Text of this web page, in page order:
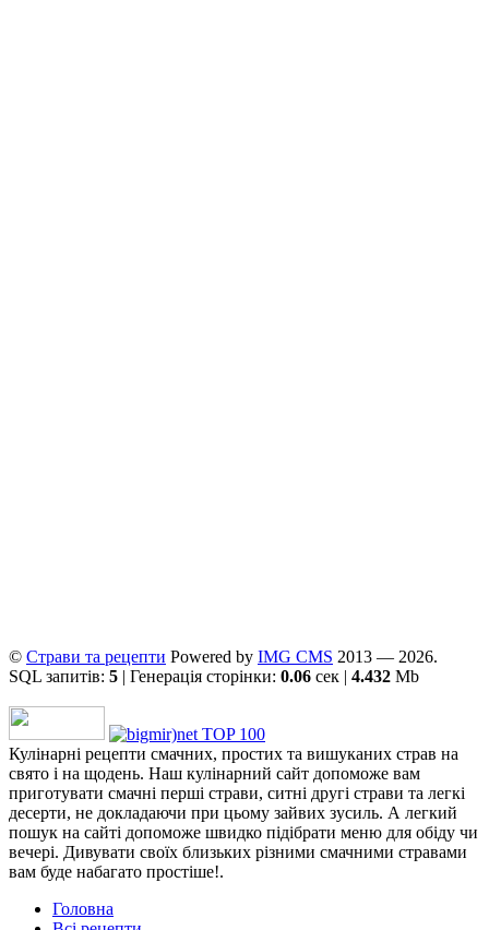
© Страви та рецепти Powered by ІMG CMS 2013 — 2026.
SQL запитів: 5 | Генерація сторінки: 0.06 сек | 4.432 Mb
Кулінарні рецепти смачних, простих та вишуканих страв на
свято і на щодень. Наш кулінарний сайт допоможе вам
приготувати смачні перші страви, ситні другі страви та легкі
десерти, не докладаючи при цьому зайвих зусиль. А легкий
пошук на сайті допоможе швидко підібрати меню для обіду чи
вечері. Дивувати своїх близьких різними смачними стравами
вам буде набагато простіше!.
Головна